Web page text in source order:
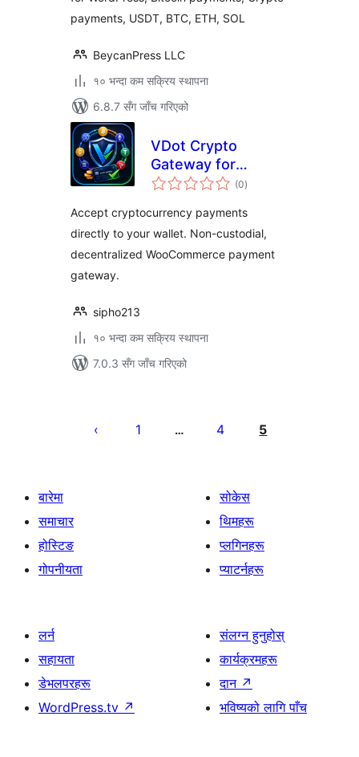
payments, USDT, BTC, ETH, SOL
BeycanPress LLC
१० भन्दा कम सक्रिय स्थापना
6.8.7 सँग जाँच गरिएको
VDot Crypto
Gateway for
WooCommerce
(0कुल
रेटिङ्गहरू
)
Accept cryptocurrency payments
directly to your wallet. Non-custodial,
decentralized WooCommerce payment
gateway.
sipho213
१० भन्दा कम सक्रिय स्थापना
7.0.3 सँग जाँच गरिएको
पृष्ठाङ्कन1 … 4 5
बारेमा
समाचार
होस्टिङ
गोपनीयता
सोकेस
थिमहरू
प्लगिनहरू
प्याटर्नहरू
लर्न
सहायता
डेभलपरहरू
WordPress.tv ↗
संलग्न हुनुहोस्
कार्यक्रमहरू
दान ↗
भविष्यको लागि पाँच